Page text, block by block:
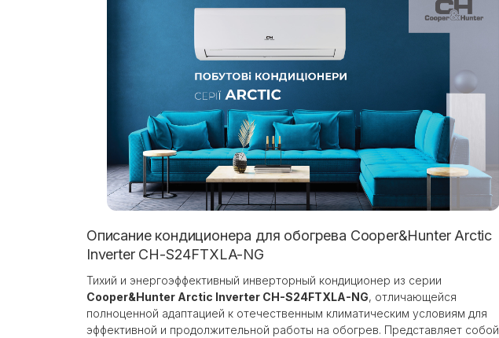
Описание кондиционера для обогрева Cooper&Hunter Arctic
Inverter CH-S24FTXLA-NG
Тихий и энергоэффективный инверторный кондиционер из серии
Cooper&Hunter Arctic Inverter CH-S24FTXLA-NG, отличающейся
полноценной адаптацией к отечественным климатическим условиям для
эффективной и продолжительной работы на обогрев. Представляет собой